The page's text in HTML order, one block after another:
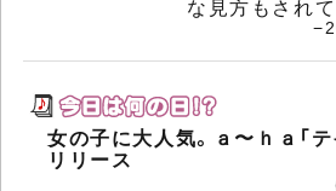
な見方もされて
女の子に大人気。ａ〜ｈａ「テ
リリース